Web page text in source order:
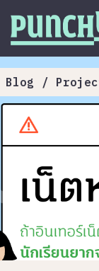
Skip to
About
Service
Project
Article
ลับด้านบน
Blog /